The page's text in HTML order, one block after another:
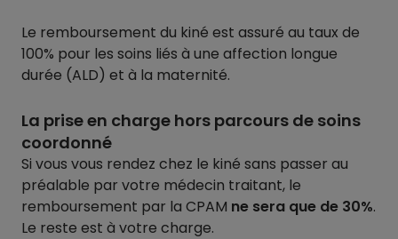
Le remboursement du kiné est assuré au taux de
100% pour les soins liés à une affection longue
durée (ALD) et à la maternité.
La prise en charge hors parcours de soins
coordonné
Si vous vous rendez chez le kiné sans passer au
préalable par votre médecin traitant, le
remboursement par la CPAM ne sera que de 30%.
Le reste est à votre charge.